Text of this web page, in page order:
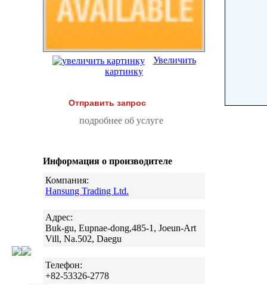
Увеличить
картинку
Отправить запрос
подробнее об услуге
Информация о производителе
Компания:
Hansung Trading Ltd.
Адрес:
Buk-gu, Eupnae-dong,485-1, Joeun-Art
Vill, Na.502, Daegu
Телефон:
+82-53326-2778